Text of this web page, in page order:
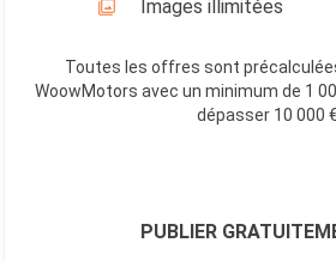
Images illimitées
Toutes les offres sont
WoowMotors avec un minimum de 1
dépasser 10 000 €
PUBLIER